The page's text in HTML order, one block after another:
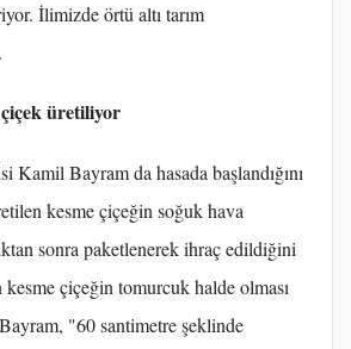
İlimizde örtü altı tarım
üretiliyor
Kamil Bayram da hasada başlandığını
kesme çiçeğin soğuk hava
sonra paketlenerek ihraç edildiğini
kesme çiçeğin tomurcuk halde olması
"60 santimetre şeklinde